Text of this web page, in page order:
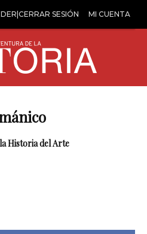
SESIÓN MI CUENTA
Historia del Arte